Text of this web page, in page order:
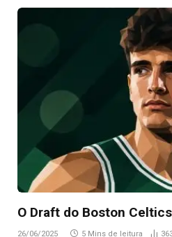
O Draft do Boston
26/06/2025 5 Mins de leitura